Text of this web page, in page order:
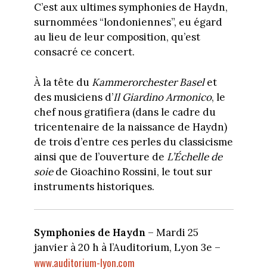
C’est aux ultimes symphonies de Haydn,
surnommées “londoniennes”, eu égard
au lieu de leur composition, qu’est
consacré ce concert.
À la tête du Kammerorchester Baselet
des musiciens d’Il Giardino Armonico, le
chef nous gratifiera (dans le cadre du
tricentenaire de la naissance de Haydn)
de trois d’entre ces perles du classicisme
ainsi que de l’ouverture de L’Échelle de
soiede Gioachino Rossini, le tout sur
instruments historiques.
Symphonies de Haydn– Mardi 25
janvier à 20 h à l’Auditorium, Lyon 3e –
www.auditorium-lyon.com